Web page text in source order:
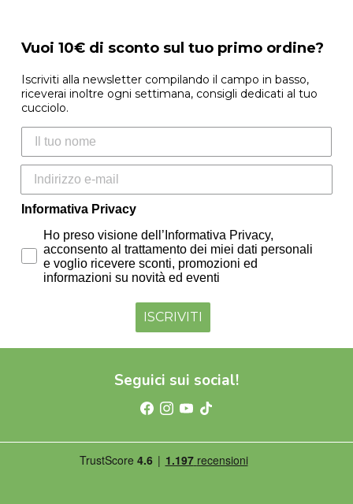
Vuoi 10€ di sconto sul tuo primo ordine?
Iscriviti alla newsletter compilando il campo in basso,
riceverai inoltre ogni settimana, consigli dedicati al tuo
cucciolo.
Nome
Informativa Privacy
Ho preso visione dell’Informativa Privacy,
acconsento al trattamento dei miei dati personali
e voglio ricevere sconti, promozioni ed
informazioni su novità ed eventi
ISCRIVITI
Seguici sui social!